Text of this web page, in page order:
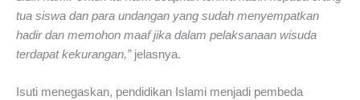
tua siswa dan para undangan yang sudah menyempatkan
hadir dan memohon maaf jika dalam pelaksanaan wisuda
terdapat kekurangan,”jelasnya.
Isuti menegaskan, pendidikan Islami menjadi pembeda